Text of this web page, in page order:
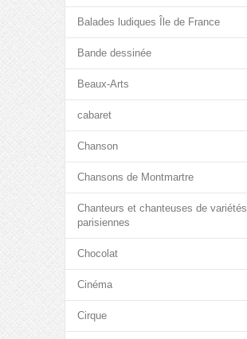
Balades ludiques Île de France
Bande dessinée
Beaux-Arts
cabaret
Chanson
Chansons de Montmartre
Chanteurs et chanteuses de variétés
parisiennes
Chocolat
Cinéma
Cirque